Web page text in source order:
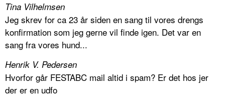
Tina Vilhelmsen
Jeg skrev for ca 23 år siden en sang til vores drengs
konfirmation som jeg gerne vil finde igen. Det var en
sang fra vores hund...
Henrik V. Pedersen
Hvorfor går FESTABC mail altid i spam? Er det hos jer
der er en udfo